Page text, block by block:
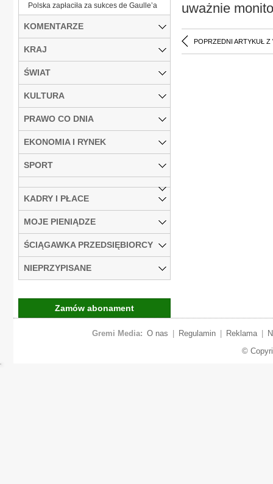
uważnie
POPRZEDNI ARTYKUŁ Z
Polska zapłaciła za sukces de Gaulle’a
KOMENTARZE
KRAJ
ŚWIAT
KULTURA
PRAWO CO DNIA
EKONOMIA I RYNEK
SPORT
KADRY I PŁACE
MOJE PIENIĄDZE
ŚCIĄGAWKA PRZEDSIĘBIORCY
NIEPRZYPISANE
Zamów abonament
Gremi Media: O nas Regulamin Reklama
©